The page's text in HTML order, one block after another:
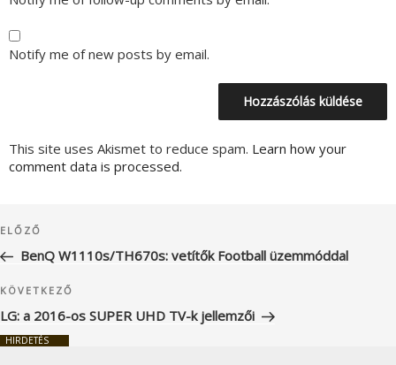
Notify me of new posts by email.
This site uses Akismet to reduce spam. Learn how your
comment data is processed.
navigáció
Korábbi
bejegyzés
ELŐZŐ
BenQ W1110s/TH670s: vetítők Football üzemmóddal
Következő
bejegyzés
KÖVETKEZŐ
LG: a 2016-os SUPER UHD TV-k jellemzői
HIRDETÉS